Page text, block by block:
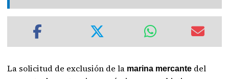
La solicitud de exclusión de la marina mercante del